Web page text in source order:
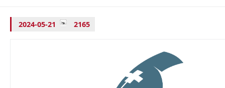
2024-05-21 2165